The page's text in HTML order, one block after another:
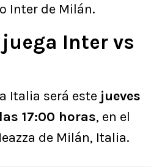
Inter de Milán.
Inter vs
Italia será este jueves
17:00 horas, en el
de Milán, Italia.